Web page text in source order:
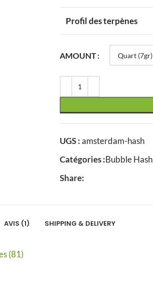
Profil des terpènes
AMOUNT
UGS :amsterdam-hash
Catégories :Bubble Hash
Share:
AVIS (1) SHIPPING & DELIVERY
(81)